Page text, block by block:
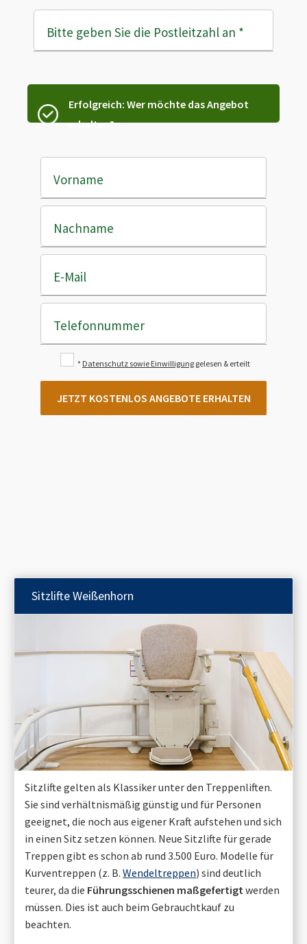
Bitte geben Sie die Postleitzahl an *
Erfolgreich: Wer möchte das Angebot
erhalten?
Vorname
Nachname
E-Mail
Telefonnummer
* Datenschutz sowie Einwilligung gelesen & erteilt
JETZT KOSTENLOS ANGEBOTE ERHALTEN
SitzlifteWeißenhorn
Sitzlifte gelten als Klassiker unter den Treppenliften.
Sie sind verhältnismäßig günstig und für Personen
geeignet, die noch aus eigener Kraft aufstehen und sich
in einen Sitz setzen können. Neue Sitzlifte für gerade
Treppen gibt es schon ab rund 3.500 Euro. Modelle für
Kurventreppen (z. B. Wendeltreppen) sind deutlich
teurer, da die Führungsschienen maßgefertigt werden
müssen. Dies ist auch beim Gebrauchtkauf zu
beachten.